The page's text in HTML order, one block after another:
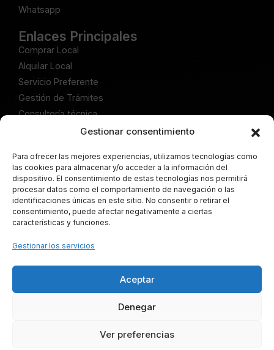
Whatsapp
Enlaces Principales
Comprar Local
Alquilar Local
Servicio Preferente
Gestión de Trámites
Consultoría técnica
Artículos Comprar Local
Artículos Alquilar Local
Articulos Servicio Preferente
Artículos Gestión de Trámites
Artículos Consultoría técnica
Legal
Política de Privacidad
Localiza Tu Negocio ©2026
· Todos los derechos
Gestionar consentimiento
Para ofrecer las mejores experiencias, utilizamos tecnologías como
las cookies para almacenar y/o acceder a la información del
dispositivo. El consentimiento de estas tecnologías nos permitirá
procesar datos como el comportamiento de navegación o las
identificaciones únicas en este sitio. No consentir o retirar el
consentimiento, puede afectar negativamente a ciertas
características y funciones.
Gestionar los servicios
Aceptar
Denegar
Ver preferencias